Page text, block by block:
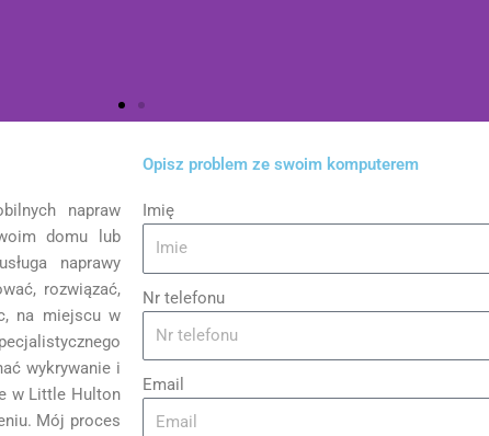
dla klientów
zdalny pulpit, dzięki któremu możemy zdalnie
problemy software naszych klientów.
napraw
domu lub
naprawy
rozwiązać,
na miejscu w
wykrywanie i
w Little Hulton
Mój proces
Opisz problem ze swoim komputerem
Imię
Nr telefonu
Email